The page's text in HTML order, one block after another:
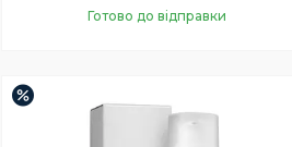
Готово до відправки